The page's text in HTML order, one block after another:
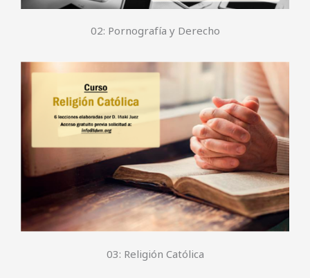
02: Pornografía y Derecho
03: Religión Católica